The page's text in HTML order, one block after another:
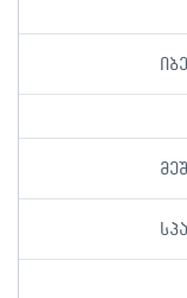
იბე
მეშ
სპა